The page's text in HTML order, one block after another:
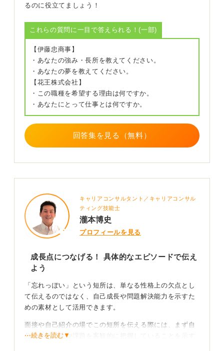
覚えておきましょう。
1
るのに役立てましょう！
これらの質問に一目で答えられる！(一部)
【伊藤忠商事】
・あなたの強み・長所を教えてください。
・あなたの夢を教えてください。
【花王株式会社】
・この職種を希望する理由は何ですか。
・あなたにとって仕事とは何ですか。
回答集を見る（無料）
キャリアコンサルタント／キャリアコンサル
ティング技能士
瀧本博史
プロフィールを見る
成長点につなげる！ 具体的なエピソードで伝え
よう
「忘れっぽい」という短所は、単なる性格上の欠点とし
て伝えるのではなく、自己成長や問題解決能力を示すた
めの素材として活用できます。
面接や自己紹介の場でこの短所を伝える際には、まず自
分自身の特性や課題を客観的に把握していることを示す
⋯続きを読む▼